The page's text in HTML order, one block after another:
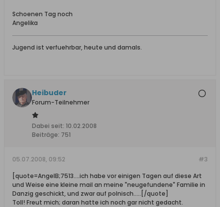
Schoenen Tag noch
Angelika
Jugend ist verfuehrbar, heute und damals.
Heibuder
Forum-Teilnehmer
Dabei seit: 10.02.2008
Beiträge: 751
#3
05.07.2008, 09:52
[quote=AngelB;7513....ich habe vor einigen Tagen auf diese Art
und Weise eine kleine mail an meine "neugefundene" Familie in
Danzig geschickt, und zwar auf polnisch.....[/quote]
Toll! Freut mich; daran hatte ich noch gar nicht gedacht.